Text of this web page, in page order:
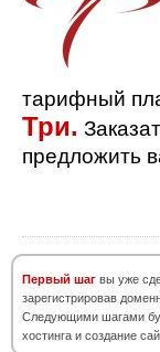
тарифный
Три.
предложить
Первый шаг вы уже
зарегистрировав
Следующими шагами
хостинга и создание